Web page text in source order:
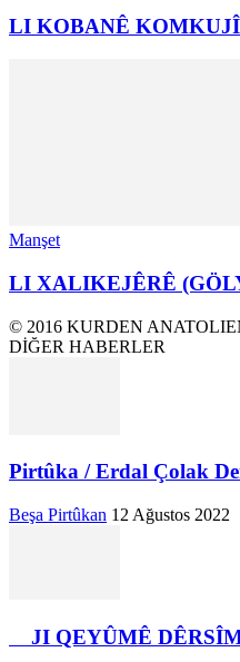
LI KOBANÊ KOMKUJÎ
Manşet
LI XALIKEJÊRÊ
© 2016 KURDEN
DİĞER HABERLER
Pirtûka / Erdal Çolak
Beşa Pirtûkan 12 Ağustos 2022
JI QEYÛMÊ